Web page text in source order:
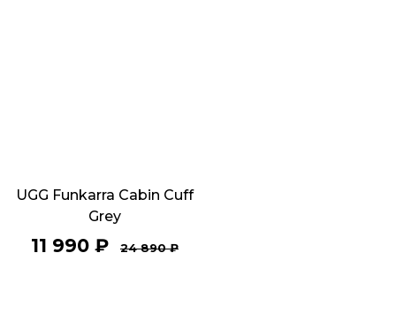
UGG Funkarra Cabin Cuff
Grey
11 990₽ 24 890₽